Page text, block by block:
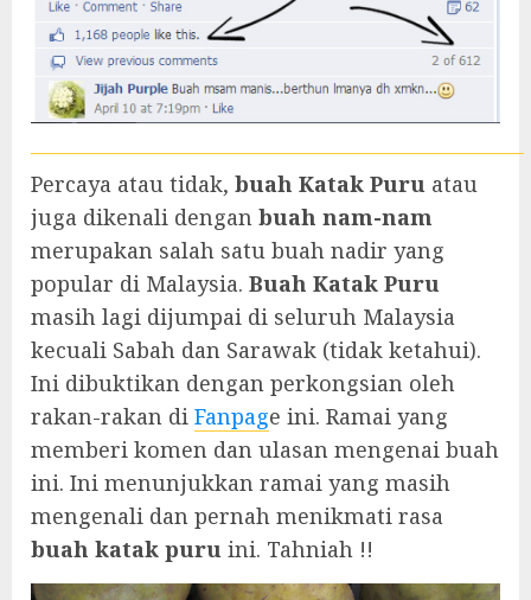
Percaya atau tidak, buah Katak Puru atau
juga dikenali dengan buah nam-nam
merupakan salah satu buah nadir yang
popular di Malaysia. Buah Katak Puru
masih lagi dijumpai di seluruh Malaysia
kecuali Sabah dan Sarawak (tidak ketahui).
Ini dibuktikan dengan perkongsian oleh
rakan-rakan di Fanpage ini. Ramai yang
memberi komen dan ulasan mengenai buah
ini. Ini menunjukkan ramai yang masih
mengenali dan pernah menikmati rasa
buah katak puru ini. Tahniah !!